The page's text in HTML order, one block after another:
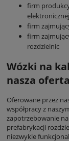
firm
elektronicznej
firm
firm
rozdzielnic
Wózki na
nasza
Oferowane przez
współpracy z
zapotrzebowanie
prefabrykacji
niezwykle